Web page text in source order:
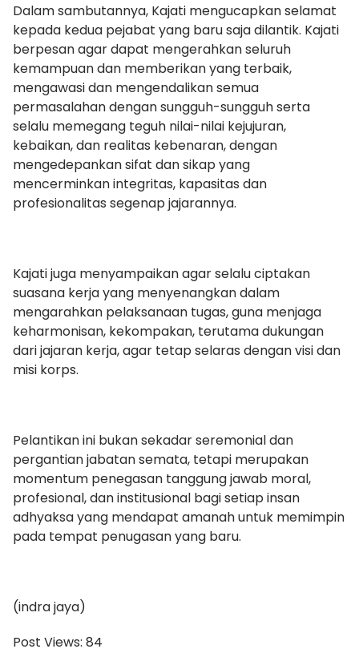
Dalam sambutannya, Kajati mengucapkan selamat
kepada kedua pejabat yang baru saja dilantik. Kajati
berpesan agar dapat mengerahkan seluruh
kemampuan dan memberikan yang terbaik,
mengawasi dan mengendalikan semua
permasalahan dengan sungguh-sungguh serta
selalu memegang teguh nilai-nilai kejujuran,
kebaikan, dan realitas kebenaran, dengan
mengedepankan sifat dan sikap yang
mencerminkan integritas, kapasitas dan
profesionalitas segenap jajarannya.
Kajati juga menyampaikan agar selalu ciptakan
suasana kerja yang menyenangkan dalam
mengarahkan pelaksanaan tugas, guna menjaga
keharmonisan, kekompakan, terutama dukungan
dari jajaran kerja, agar tetap selaras dengan visi dan
misi korps.
Pelantikan ini bukan sekadar seremonial dan
pergantian jabatan semata, tetapi merupakan
momentum penegasan tanggung jawab moral,
profesional, dan institusional bagi setiap insan
adhyaksa yang mendapat amanah untuk memimpin
pada tempat penugasan yang baru.
(indra jaya)
Post Views: 84